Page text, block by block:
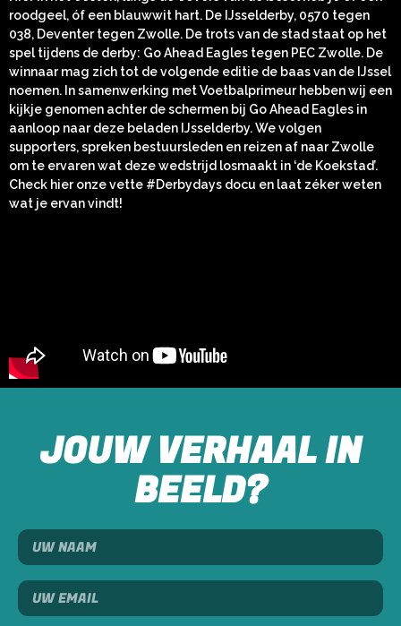
roodgeel, óf een blauwwit hart. De IJsselderby, 0570 tegen
038, Deventer tegen Zwolle. De trots van de stad staat op het
spel tijdens de derby: Go Ahead Eagles tegen PEC Zwolle. De
winnaar mag zich tot de volgende editie de baas van de IJssel
noemen. In samenwerking metVoetbalprimeur hebben wij een
kijkje genomen achter de schermen bij Go Ahead Eagles in
aanloop naar deze beladen IJsselderby. We volgen
supporters, spreken bestuursleden en reizen af naar Zwolle
om te ervaren wat deze wedstrijd losmaakt in ‘de Koekstad’.
Check hier onze vette #Derbydays docu en laat zéker weten
wat je ervan vindt!
JOUW VERHAAL IN
BEELD?